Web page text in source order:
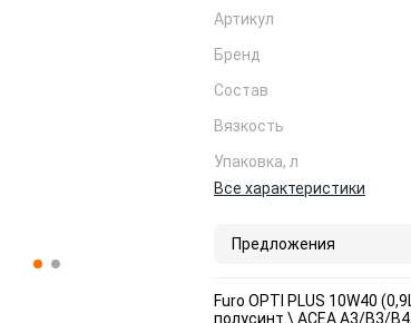
Артикул
Бренд
Состав
Вязкость
Упаковка, л
Все характеристики
Предложения
Furo OPTI PLUS 10W40
полусинт.\ ACEA A3/B3/